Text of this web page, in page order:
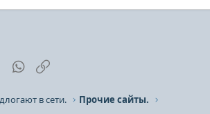
Tumblr WhatsApp
в сети. Прочие сайты.